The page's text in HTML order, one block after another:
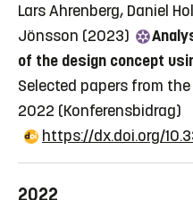
Lars Ahrenberg, Daniel
Jönsson (2023)
of the design concept
Selected papers from the
2022 (Konferensbidrag)
https://dx.doi.org/
2022